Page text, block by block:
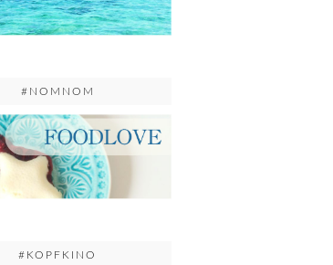
#NOMNOM
#KOPFKINO